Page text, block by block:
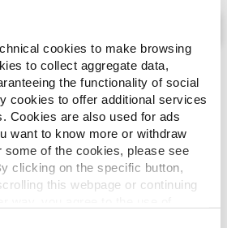
cookies to make browsing
to collect aggregate data,
the functionality of social
cookies to offer additional services
Cookies are also used for ads
want to know more or withdraw
some of the cookies, please see
clicking on the specific button,
this webpage or continuing
Kaart